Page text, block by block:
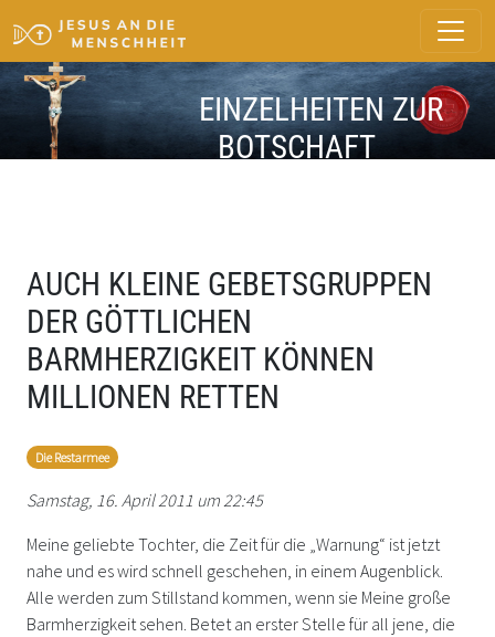
EINZELHEITEN ZUR
BOTSCHAFT
AUCH KLEINE GEBETSGRUPPEN
DER GÖTTLICHEN
BARMHERZIGKEIT KÖNNEN
MILLIONEN RETTEN
Die Restarmee
Samstag, 16. April 2011 um 22:45
Meine geliebte Tochter, die Zeit für die „Warnung“ ist jetzt
nahe und es wird schnell geschehen, in einem Augenblick.
Alle werden zum Stillstand kommen, wenn sie Meine große
Barmherzigkeit sehen. Betet an erster Stelle für all jene, die